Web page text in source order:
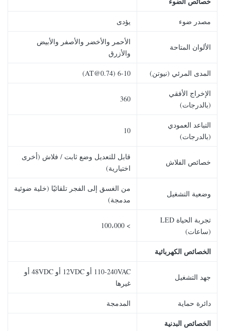
مصدر ضوء يؤدى
الألوان المتاحة
الأحمر والأخضر والأصفر والأبيض
والأزرق
المدى المرئي (نيوتن) 6-10 (AT@0.74)
الإخراج الأفقي
(بالدرجات)
360
التباعد العمودي
(بالدرجات)
10
خصائص الفلاش
قابل للتعديل وضع ثابت / فلاش (أخرى
اختيارية)
وضعية التشغيل
من الغسق إلى الفجر تلقائيًا (خلية ضوئية
مدمجة)
تجربة الحياة LED
(ساعات)
> 100،000
الخصائص الكهربائية
جهد التشغيل
110-240VAC أو 12VDC أو 48VDC أو
غيرها
دائرة حماية المدمجة
الخصائص البدنية